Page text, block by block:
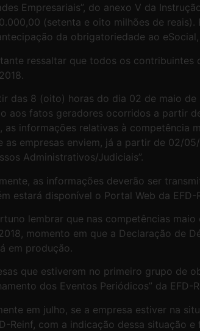
Empresariais”, do anexo V da
(setenta e oito milhões de
da obrigatoriedade ao
ressaltar que todos os
das 8 (oito) horas do dia 02 de maio de
aos fatos geradores ocorridos a partir
as informações relativas à competência
as empresas enviem, já a partir de 02/
Administrativos/Judiciais”.
as informações deverão ser
estará disponível o Portal Web da
lembrar que nas competências maio
momento em que a Declaração de
em produção.
que estiverem no primeiro grupo de
dos Eventos Periódicos” da
em julho, se a empresa estiver na
Reinf, com a indicação dessa situação